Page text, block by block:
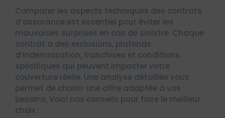
Comparer les aspects techniques des contrats
d’assurance est essentiel pour éviter les
mauvaises surprises en cas de sinistre. Chaque
contrat a des exclusions, plafonds
d’indemnisation, franchises et conditions
spécifiques qui peuvent impacter votre
couverture réelle. Une analyse détaillée vous
permet de choisir une offre adaptée à vos
besoins, Voici nos conseils pour faire le meilleur
choix :